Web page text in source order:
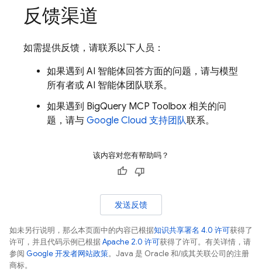
反馈渠道
如需提供反馈，请联系以下人员：
如果遇到 AI 智能体回答方面的问题，请与模型
所有者或 AI 智能体团队联系。
如果遇到 BigQuery MCP Toolbox 相关的问
题，请与 Google Cloud 支持团队联系。
该内容对您有帮助吗？
发送反馈
如未另行说明，那么本页面中的内容已根据知识共享署名 4.0 许可获得了
许可，并且代码示例已根据Apache 2.0 许可获得了许可。有关详情，请
参阅 Google 开发者网站政策。Java 是 Oracle 和/或其关联公司的注册
商标。